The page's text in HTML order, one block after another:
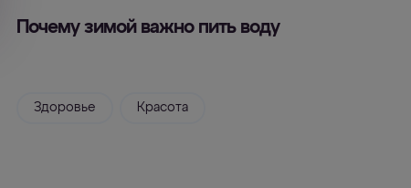
Почему зимой важно пить воду
Здоровье Красота